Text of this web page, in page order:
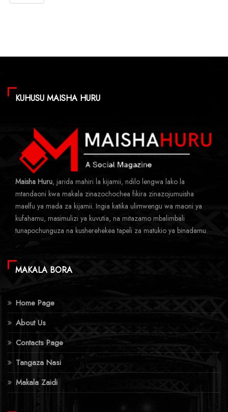
KUHUSU MAISHA HURU
Maisha Huru, jarida mahiri la kijamii, ndilo lengwa lako la
mtandaoni kwa makala zinazochochea fikira zinazojumuisha
maelfu ya mada za kijamii. Ingia katika ulimwengu wa maoni ya
kufahamu, masimulizi ya kuvutia, na mitazamo mbalimbali
tunapochunguza na kusherehekea tapeli za matukio ya binadamu.
MAKALA BORA
Home Page
About Us
Contacts Page
Tangaza Nasi
Makala Zaidi